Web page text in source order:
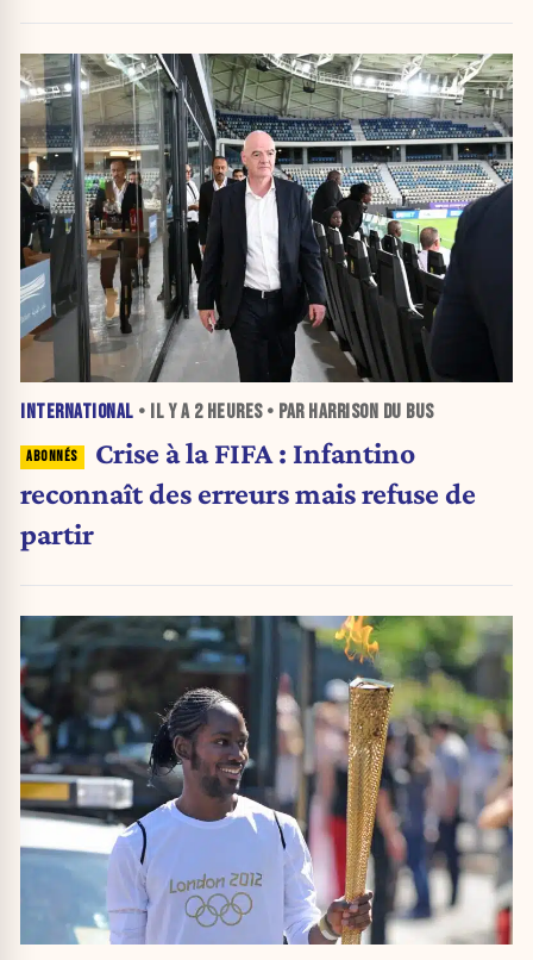
INTERNATIONAL • IL Y A 2 HEURES• PAR HARRISON DU BUS
Crise à la FIFA : Infantino
reconnaît des erreurs mais refuse de
partir